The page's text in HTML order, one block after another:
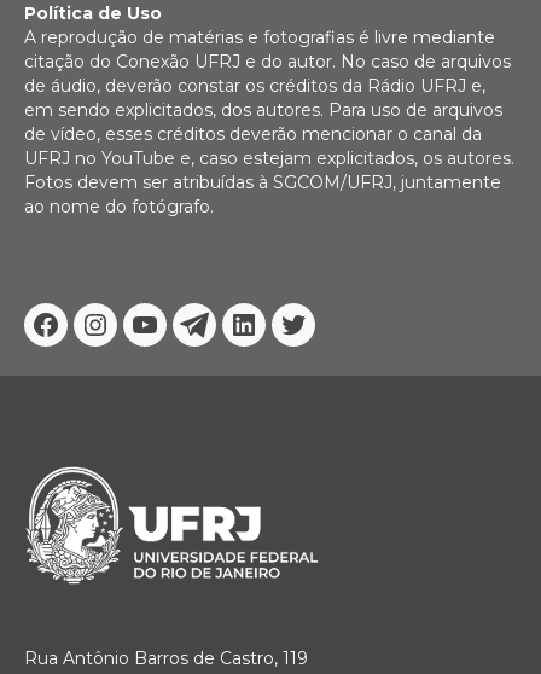
Facebook
Instagram
YoutubeTelegram
Linkedin
Twitter
Política de Uso
A reprodução de matérias e fotografias é livre mediante
citação do Conexão UFRJ e do autor. No caso de arquivos
de áudio, deverão constar os créditos da Rádio UFRJ e,
em sendo explicitados, dos autores. Para uso de arquivos
de vídeo, esses créditos deverão mencionar o canal da
UFRJ no YouTube e, caso estejam explicitados, os autores.
Fotos devem ser atribuídas à SGCOM/UFRJ, juntamente
ao nome do fotógrafo.
Rua Antônio Barros de Castro, 119